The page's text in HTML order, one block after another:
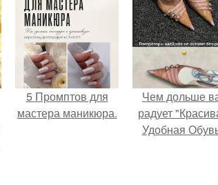
5 Промптов для
мастера маникюра.
Чем дольше
радует
Удобная